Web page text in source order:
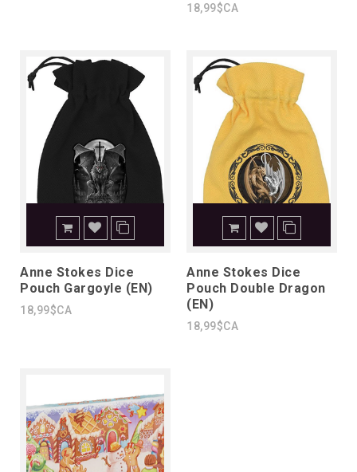
18,99$CA
Anne Stokes Dice
Pouch Gargoyle (EN)
18,99$CA
Anne Stokes Dice
Pouch Double Dragon
(EN)
18,99$CA